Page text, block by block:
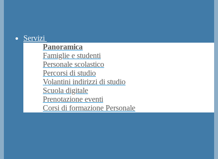
Servizi
Panoramica
Famiglie e studenti
Personale scolastico
Percorsi di studio
Volantini indirizzi di studio
Scuola digitale
Prenotazione eventi
Corsi di formazione Personale